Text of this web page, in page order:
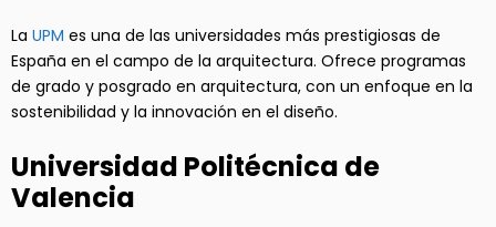
La UPM es una de las universidades más prestigiosas de
España en el campo de la arquitectura. Ofrece programas
de grado y posgrado en arquitectura, con un enfoque en la
sostenibilidad y la innovación en el diseño.
Universidad Politécnica de
Valencia